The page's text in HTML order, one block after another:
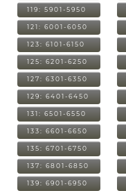
119: 5901-5950
121: 6001-6050
123: 6101-6150
125: 6201-6250
127: 6301-6350
129: 6401-6450
131: 6501-6550
133: 6601-6650
135: 6701-6750
137: 6801-6850
139: 6901-6950